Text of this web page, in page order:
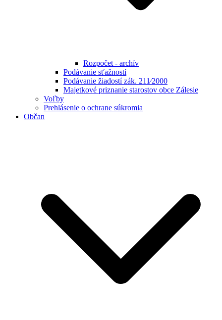
Rozpočet - archív
Podávanie sťažností
Podávanie žiadostí zák. 211⁄2000
Majetkové priznanie starostov obce Zálesie
Voľby
Prehlásenie o ochrane súkromia
Občan